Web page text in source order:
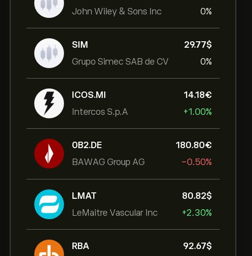
John Wiley & Sons Inc
0%
SIM
Grupo Simec SAB de CV
29.77‎$‎
0%
ICOS.MI
Intercos S.p.A
14.18‎€‎
+1.00%
0B2.DE
BAWAG Group AG
180.80‎€‎
-0.50%
LMAT
LeMaitre Vascular Inc
80.82‎$‎
+2.30%
RBA
92.67‎$‎